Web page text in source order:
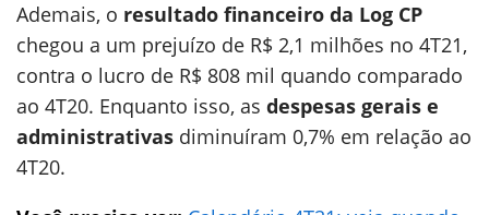
Ademais, o resultado financeiro da Log CP
chegou a um prejuízo de R$ 2,1 milhões no 4T21,
contra o lucro de R$ 808 mil quando comparado
ao 4T20. Enquanto isso, as despesas gerais e
administrativas diminuíram 0,7% em relação ao
4T20.